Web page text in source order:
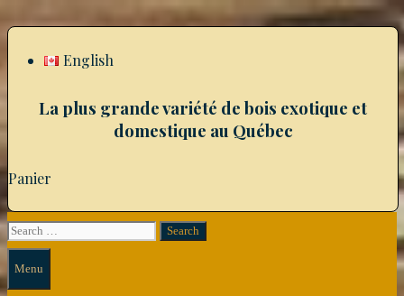
to
English
La plus grande variété de bois exotique et
domestique au Québec
Panier
Search
for:
Search
Menu